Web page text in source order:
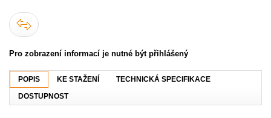
Pro zobrazení informací je nutné být přihlášený
POPIS KE STAŽENÍ
TECHNICKÁ SPECIFIKACE
DOSTUPNOST